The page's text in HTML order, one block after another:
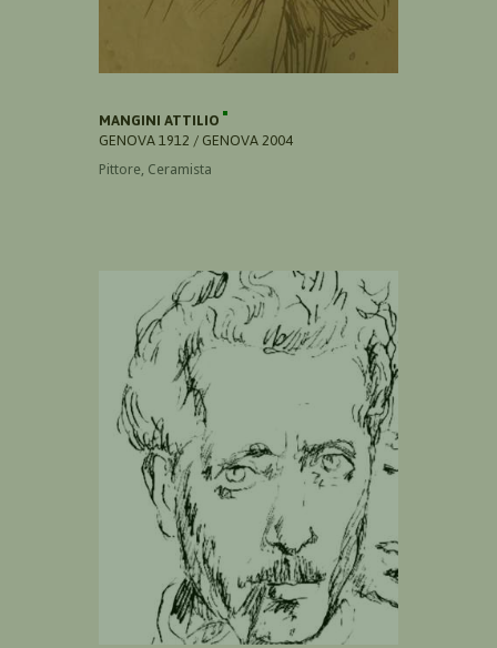
MANGINI ATTILIO
GENOVA 1912 / GENOVA 2004
Pittore, Ceramista